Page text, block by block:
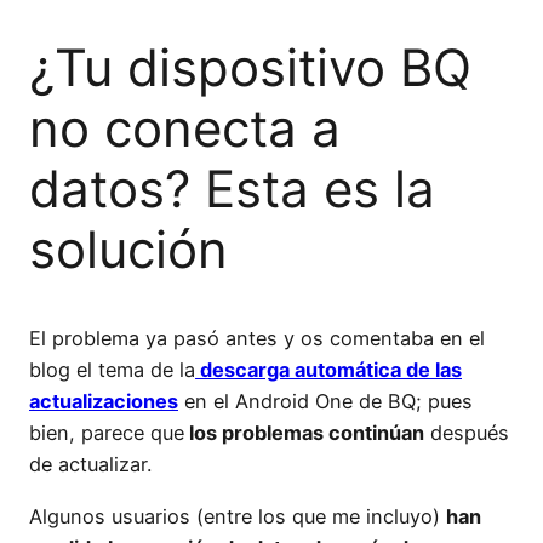
¿Tu dispositivo BQ
no conecta a
datos? Esta es la
solución
El problema ya pasó antes y os comentaba en el
blog el tema de la descarga automática de las
actualizaciones en el Android One de BQ; pues
bien, parece que los problemas continúan después
de actualizar.
Algunos usuarios (entre los que me incluyo) han